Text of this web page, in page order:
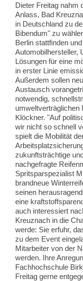
Dieter Freitag nahm
Anlass, Bad
in Deutschland zu
Bibendum" zu
Berlin stattfinden
Automobilhersteller,
Lösungen für eine
in erster Linie
Außerdem sollen
Austausch
notwendig,
umweltverträglichen
Klöckner. "Auf
wir nicht so schnell
spielt die Mobilität
zukunftsträchtige
nachgefragte
Spritsparspezialist
brandneue
seinen
eine
auch interessiert
Kreuznach in die
werde: Sie erfuhr,
zu dem Event
Mitarbeiter von der
werden. Ihre
Fachhochschule
Freitag gerne